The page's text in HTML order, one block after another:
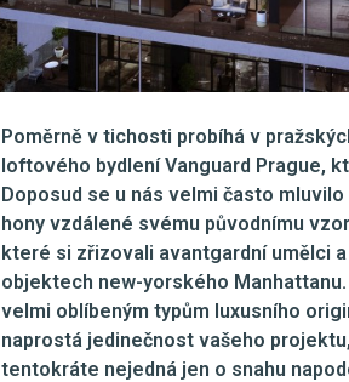
Poměrně v tichosti probíhá v
loftového bydlení Vanguard Prague,
Doposud se u nás velmi často
hony vzdálené svému původnímu
které si zřizovali avantgardní umělci
objektech new-yorského
velmi oblíbeným typům luxusního
naprostá jedinečnost vašeho
tentokráte nejedná jen o snahu